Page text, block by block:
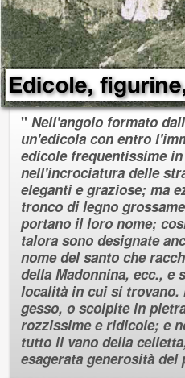
" Nell'angolo formato
un'edicola con entro
edicole frequentissime
nell'incrociatura delle
eleganti e graziose; ma
tronco di legno
portano il loro nome;
talora sono designate
nome del santo che
della Madonnina, ecc., e
località in cui si trovano.
gesso, o scolpite in
rozzissime e ridicole; e
tutto il vano della
esagerata generosità del